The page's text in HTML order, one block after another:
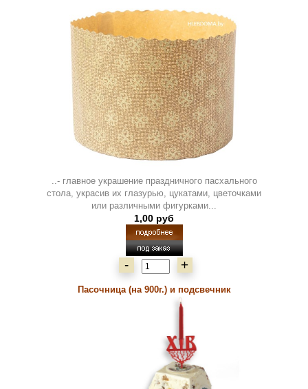
..- главное украшение праздничного пасхального
стола, украсив их глазурью, цукатами, цветочками
или различными фигурками...
1,00 руб
- +
Пасочница (на 900г.) и подсвечник